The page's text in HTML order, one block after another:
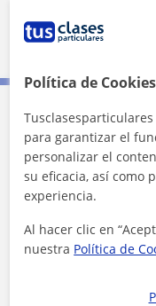
5 km
3 mi
Contacta
Tarifa
1ª clase gratis
Política de Cookies
para garantizar el
personalizar el
su eficacia, así como
experiencia.
Al hacer clic en
nuestra Política de